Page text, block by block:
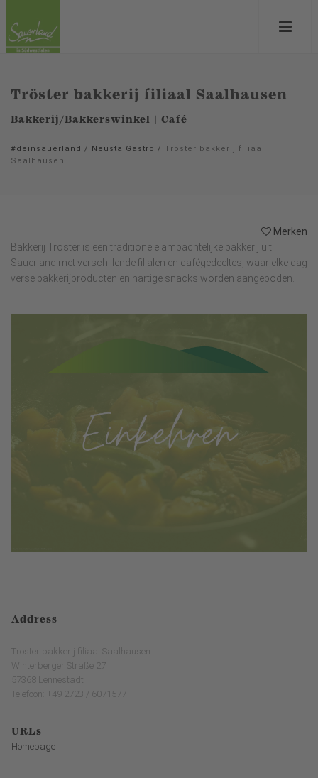
Tröster bakkerij filiaal Saalhausen
Bakkerij/Bakkerswinkel | Café
#deinsauerland / Neusta Gastro / Tröster bakkerij filiaal
Saalhausen
Merken
Bakkerij Tröster is een traditionele ambachtelijke bakkerij uit
Sauerland met verschillende filialen en cafégedeeltes, waar elke dag
verse bakkerijproducten en hartige snacks worden aangeboden.
Address
Tröster bakkerij filiaal Saalhausen
Winterberger Straße 27
57368 Lennestadt
Telefoon: +49 2723 / 6071577
URLs
Homepage